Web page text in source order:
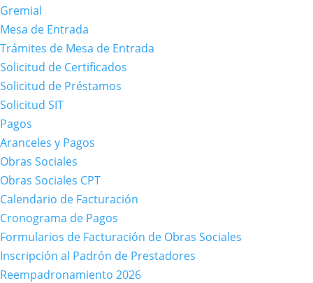
Gremial
Mesa de Entrada
Trámites de Mesa de Entrada
Solicitud de Certificados
Solicitud de Préstamos
Solicitud SIT
Pagos
Aranceles y Pagos
Obras Sociales
Obras Sociales CPT
Calendario de Facturación
Cronograma de Pagos
Formularios de Facturación de Obras Sociales
Inscripción al Padrón de Prestadores
Reempadronamiento 2026